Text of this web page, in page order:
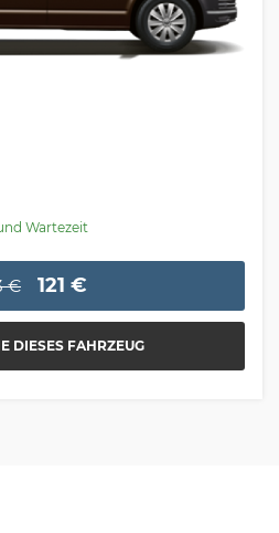
Wartezeit
€ 121 €
DIESES FAHRZEUG